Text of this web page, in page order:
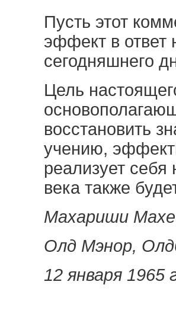
Пусть этот
эффект в ответ
сегодняшнего
Цель
восстановить
учению,
реализует себя
века также
Махариши
Олд Мэнор,
12 января 1965